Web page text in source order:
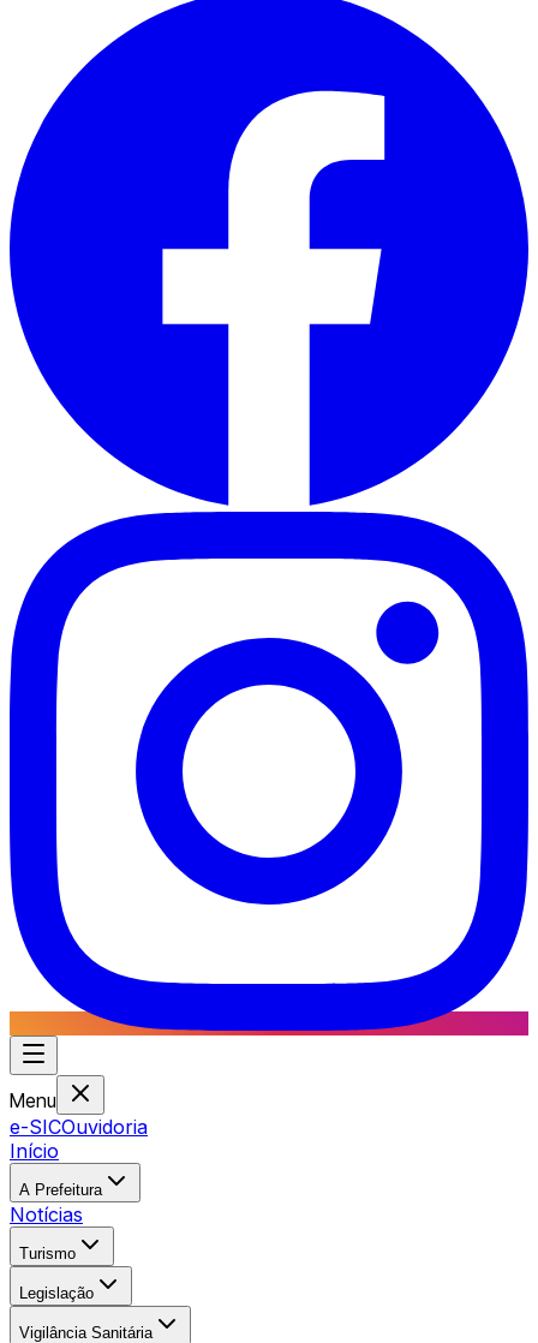
Menu
e-SICOuvidoria
Início
A Prefeitura
Notícias
Turismo
Legislação
Vigilância Sanitária